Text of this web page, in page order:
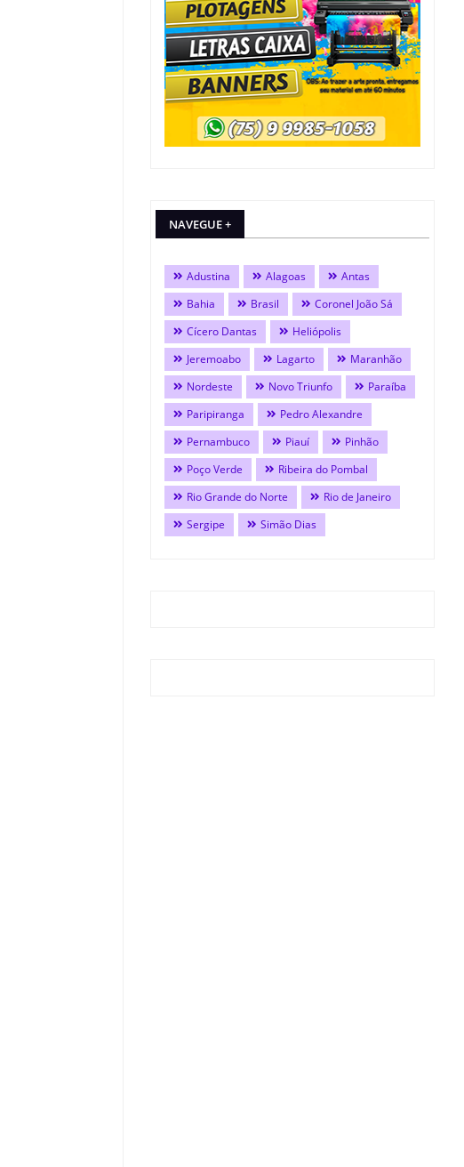
NAVEGUE +
Adustina Alagoas
Antas
Bahia
Brasil
Coronel João Sá
Cícero Dantas
Heliópolis
Jeremoabo
Lagarto
Maranhão
Nordeste
Novo Triunfo
Paraíba
Paripiranga
Pedro Alexandre
Pernambuco
Piauí
Pinhão
Poço Verde
Ribeira do Pombal
Rio Grande do Norte
Rio de Janeiro
Sergipe
Simão Dias